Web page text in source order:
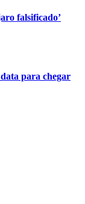
falsificado’
para chegar